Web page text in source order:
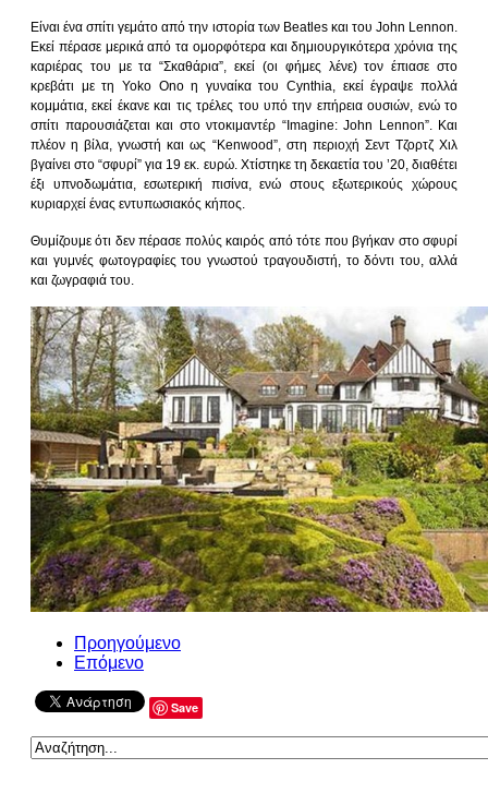
Είναι ένα σπίτι γεμάτο από την ιστορία των Beatles και του John Lennon.
Εκεί πέρασε μερικά από τα ομορφότερα και δημιουργικότερα χρόνια της
καριέρας του με τα “Σκαθάρια”, εκεί (οι φήμες λένε) τον έπιασε στο
κρεβάτι με τη Yoko Ono η γυναίκα του Cynthia, εκεί έγραψε πολλά
κομμάτια, εκεί έκανε και τις τρέλες του υπό την επήρεια ουσιών, ενώ το
σπίτι παρουσιάζεται και στο ντοκιμαντέρ “Imagine: John Lennon”. Και
πλέον η βίλα, γνωστή και ως “Kenwood”, στη περιοχή Σεντ Τζορτζ Χιλ
βγαίνει στο “σφυρί” για 19 εκ. ευρώ. Χτίστηκε τη δεκαετία του ’20, διαθέτει
έξι υπνοδωμάτια, εσωτερική πισίνα, ενώ στους εξωτερικούς χώρους
κυριαρχεί ένας εντυπωσιακός κήπος.
Θυμίζουμε ότι δεν πέρασε πολύς καιρός από τότε που βγήκαν στο σφυρί
και γυμνές φωτογραφίες του γνωστού τραγουδιστή, το δόντι του, αλλά
και ζωγραφιά του.
Προηγούμενο
Επόμενο
Save